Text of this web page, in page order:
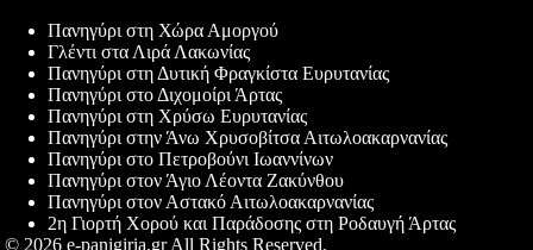
Πανηγύρι στη Χώρα Αμοργού
Γλέντι στα Λιρά Λακωνίας
Πανηγύρι στη Δυτική Φραγκίστα Ευρυτανίας
Πανηγύρι στο Διχομοίρι Άρτας
Πανηγύρι στη Χρύσω Ευρυτανίας
Πανηγύρι στην Άνω Χρυσοβίτσα Αιτωλοακαρνανίας
Πανηγύρι στο Πετροβούνι Ιωαννίνων
Πανηγύρι στον Άγιο Λέοντα Ζακύνθου
Πανηγύρι στον Αστακό Αιτωλοακαρνανίας
2η Γιορτή Χορού και Παράδοσης στη Ροδαυγή Άρτας
© 2026 e-panigiria.gr All Rights Reserved.